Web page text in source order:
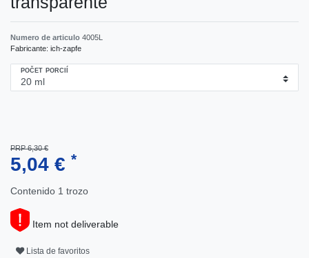
Numero de articulo 4005L
Fabricante: ich-zapfe
POČET PORCIÍ
PRP 6,30 €
5,04 € *
Contenido 1 trozo
Item not deliverable
Lista de favoritos